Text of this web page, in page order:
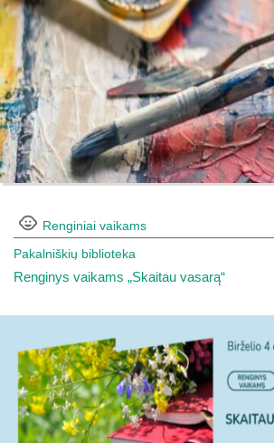
Renginiai vaikams
Pakalniškių biblioteka
Renginys vaikams „Skaitau vasarą“